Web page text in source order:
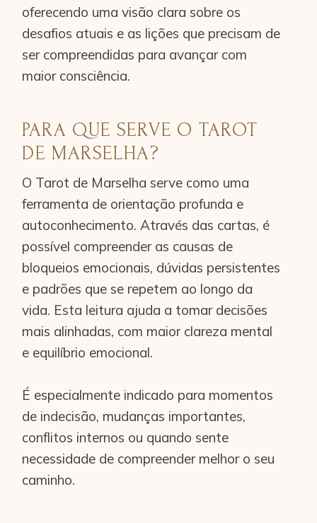
oferecendo uma visão clara sobre os
desafios atuais e as lições que precisam de
ser compreendidas para avançar com
maior consciência.
PARA QUE SERVE O TAROT
DE MARSELHA?
O Tarot de Marselha serve como uma
ferramenta de orientação profunda e
autoconhecimento. Através das cartas, é
possível compreender as causas de
bloqueios emocionais, dúvidas persistentes
e padrões que se repetem ao longo da
vida. Esta leitura ajuda a tomar decisões
mais alinhadas, com maior clareza mental
e equilíbrio emocional.
É especialmente indicado para momentos
de indecisão, mudanças importantes,
conflitos internos ou quando sente
necessidade de compreender melhor o seu
caminho.